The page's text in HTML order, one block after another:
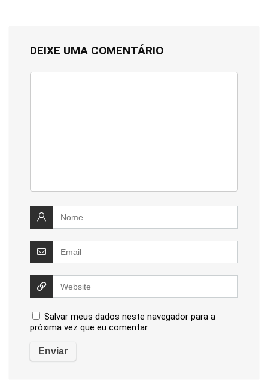
DEIXE UMA COMENTÁRIO
Salvar meus dados neste navegador para a
próxima vez que eu comentar.